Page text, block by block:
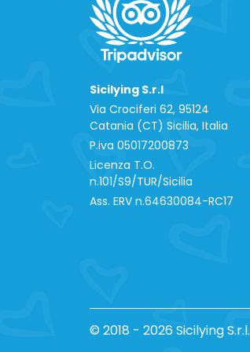
Sicilying S.r.l
Via Crociferi 62, 95124
Catania (CT) Sicilia, Italia
P.iva 0‍5017200873
Licenza T.O.
n.101/S9/TUR/Sicilia
Ass. ERV n.64630084-RC17
© 2018 - 2026 Sicilying S.r.l.